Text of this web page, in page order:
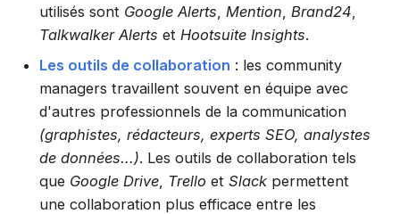
utilisés sont Google Alerts Mention Brand24
Talkwalker Alerts et Hootsuite Insights.
Les outils de collaboration : les community
managers travaillent souvent en équipe avec
d'autres professionnels de la communication
(graphistes, rédacteurs, experts SEO, analystes
de données...). Les outils de collaboration tels
que Google Drive Trello et Slack permettent
une collaboration plus efficace entre les